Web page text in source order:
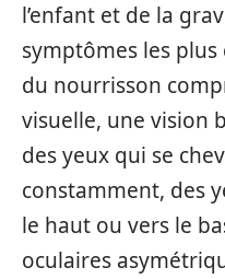
l’enfant et de la
symptômes les
du nourrisson
visuelle, une vision
des yeux qui se
constamment, des
le haut ou vers le
oculaires